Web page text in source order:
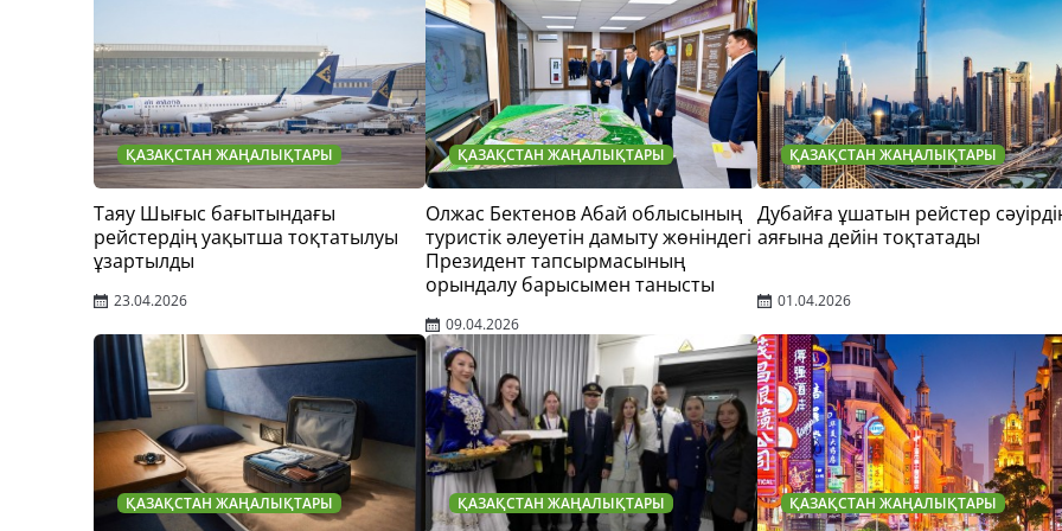
ҚАЗАҚСТАН ЖАҢАЛЫҚТАРЫ
Таяу Шығыс бағытындағы
рейстердің уақытша тоқтатылуы
ұзартылды
23.04.2026
ҚАЗАҚСТАН ЖАҢАЛЫҚТАРЫ
Олжас Бектенов Абай облысының
туристік әлеуетін дамыту жөніндегі
Президент тапсырмасының
орындалу барысымен танысты
09.04.2026
ҚАЗАҚСТАН ЖАҢАЛЫҚТАРЫ
Дубайға ұшатын рейстер
аяғына дейін тоқтатады
01.04.2026
ҚАЗАҚСТАН ЖАҢАЛЫҚТАРЫ ҚАЗАҚСТАН ЖАҢАЛЫҚТАРЫ ҚАЗАҚСТАН ЖАҢАЛЫҚТАРЫ